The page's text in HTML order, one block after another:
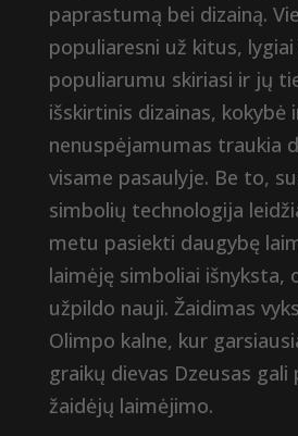
paprastumą bei dizainą.
populiaresni už kitus,
populiarumu skiriasi ir jų
išskirtinis dizainas, kokybė
nenuspėjamumas traukia
visame pasaulyje. Be to,
simbolių technologija
metu pasiekti daugybę
laimėję simboliai išnyksta,
užpildo nauji. Žaidimas
Olimpo kalne, kur
graikų dievas Dzeusas
žaidėjų laimėjimo.